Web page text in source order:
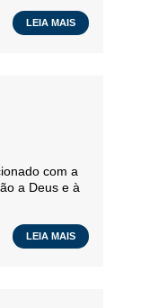
LEIA MAIS
com a
a Deus e à
LEIA MAIS